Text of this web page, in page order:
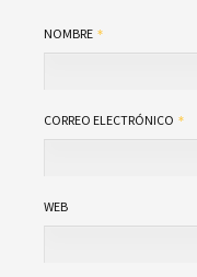
NOMBRE
CORREO ELECTRÓNICO
WEB